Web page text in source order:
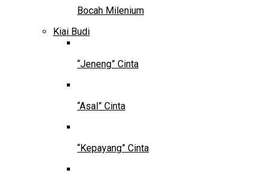
Bocah Milenium
Kiai Budi
“Jeneng” Cinta
“Asal” Cinta
“Kepayang” Cinta